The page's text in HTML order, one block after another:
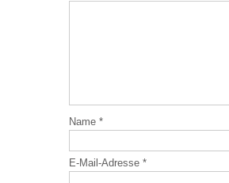
Name *
E-Mail-Adresse *